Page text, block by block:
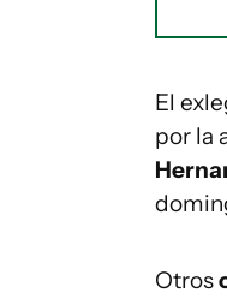
El
por la
Otros